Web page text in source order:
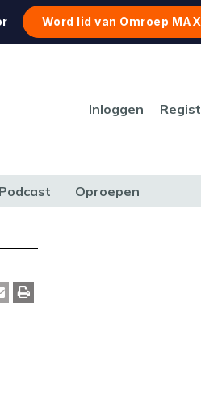
Word lid van Omroep MAX
Inloggen
Podcast Oproepen